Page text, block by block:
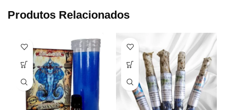
Produtos Relacionados